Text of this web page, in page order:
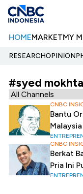
HOMEMARKETMY
RESEARCHOPINION
#syed
CNBC
Bantu
CNBC
Berkat
Pria Ini